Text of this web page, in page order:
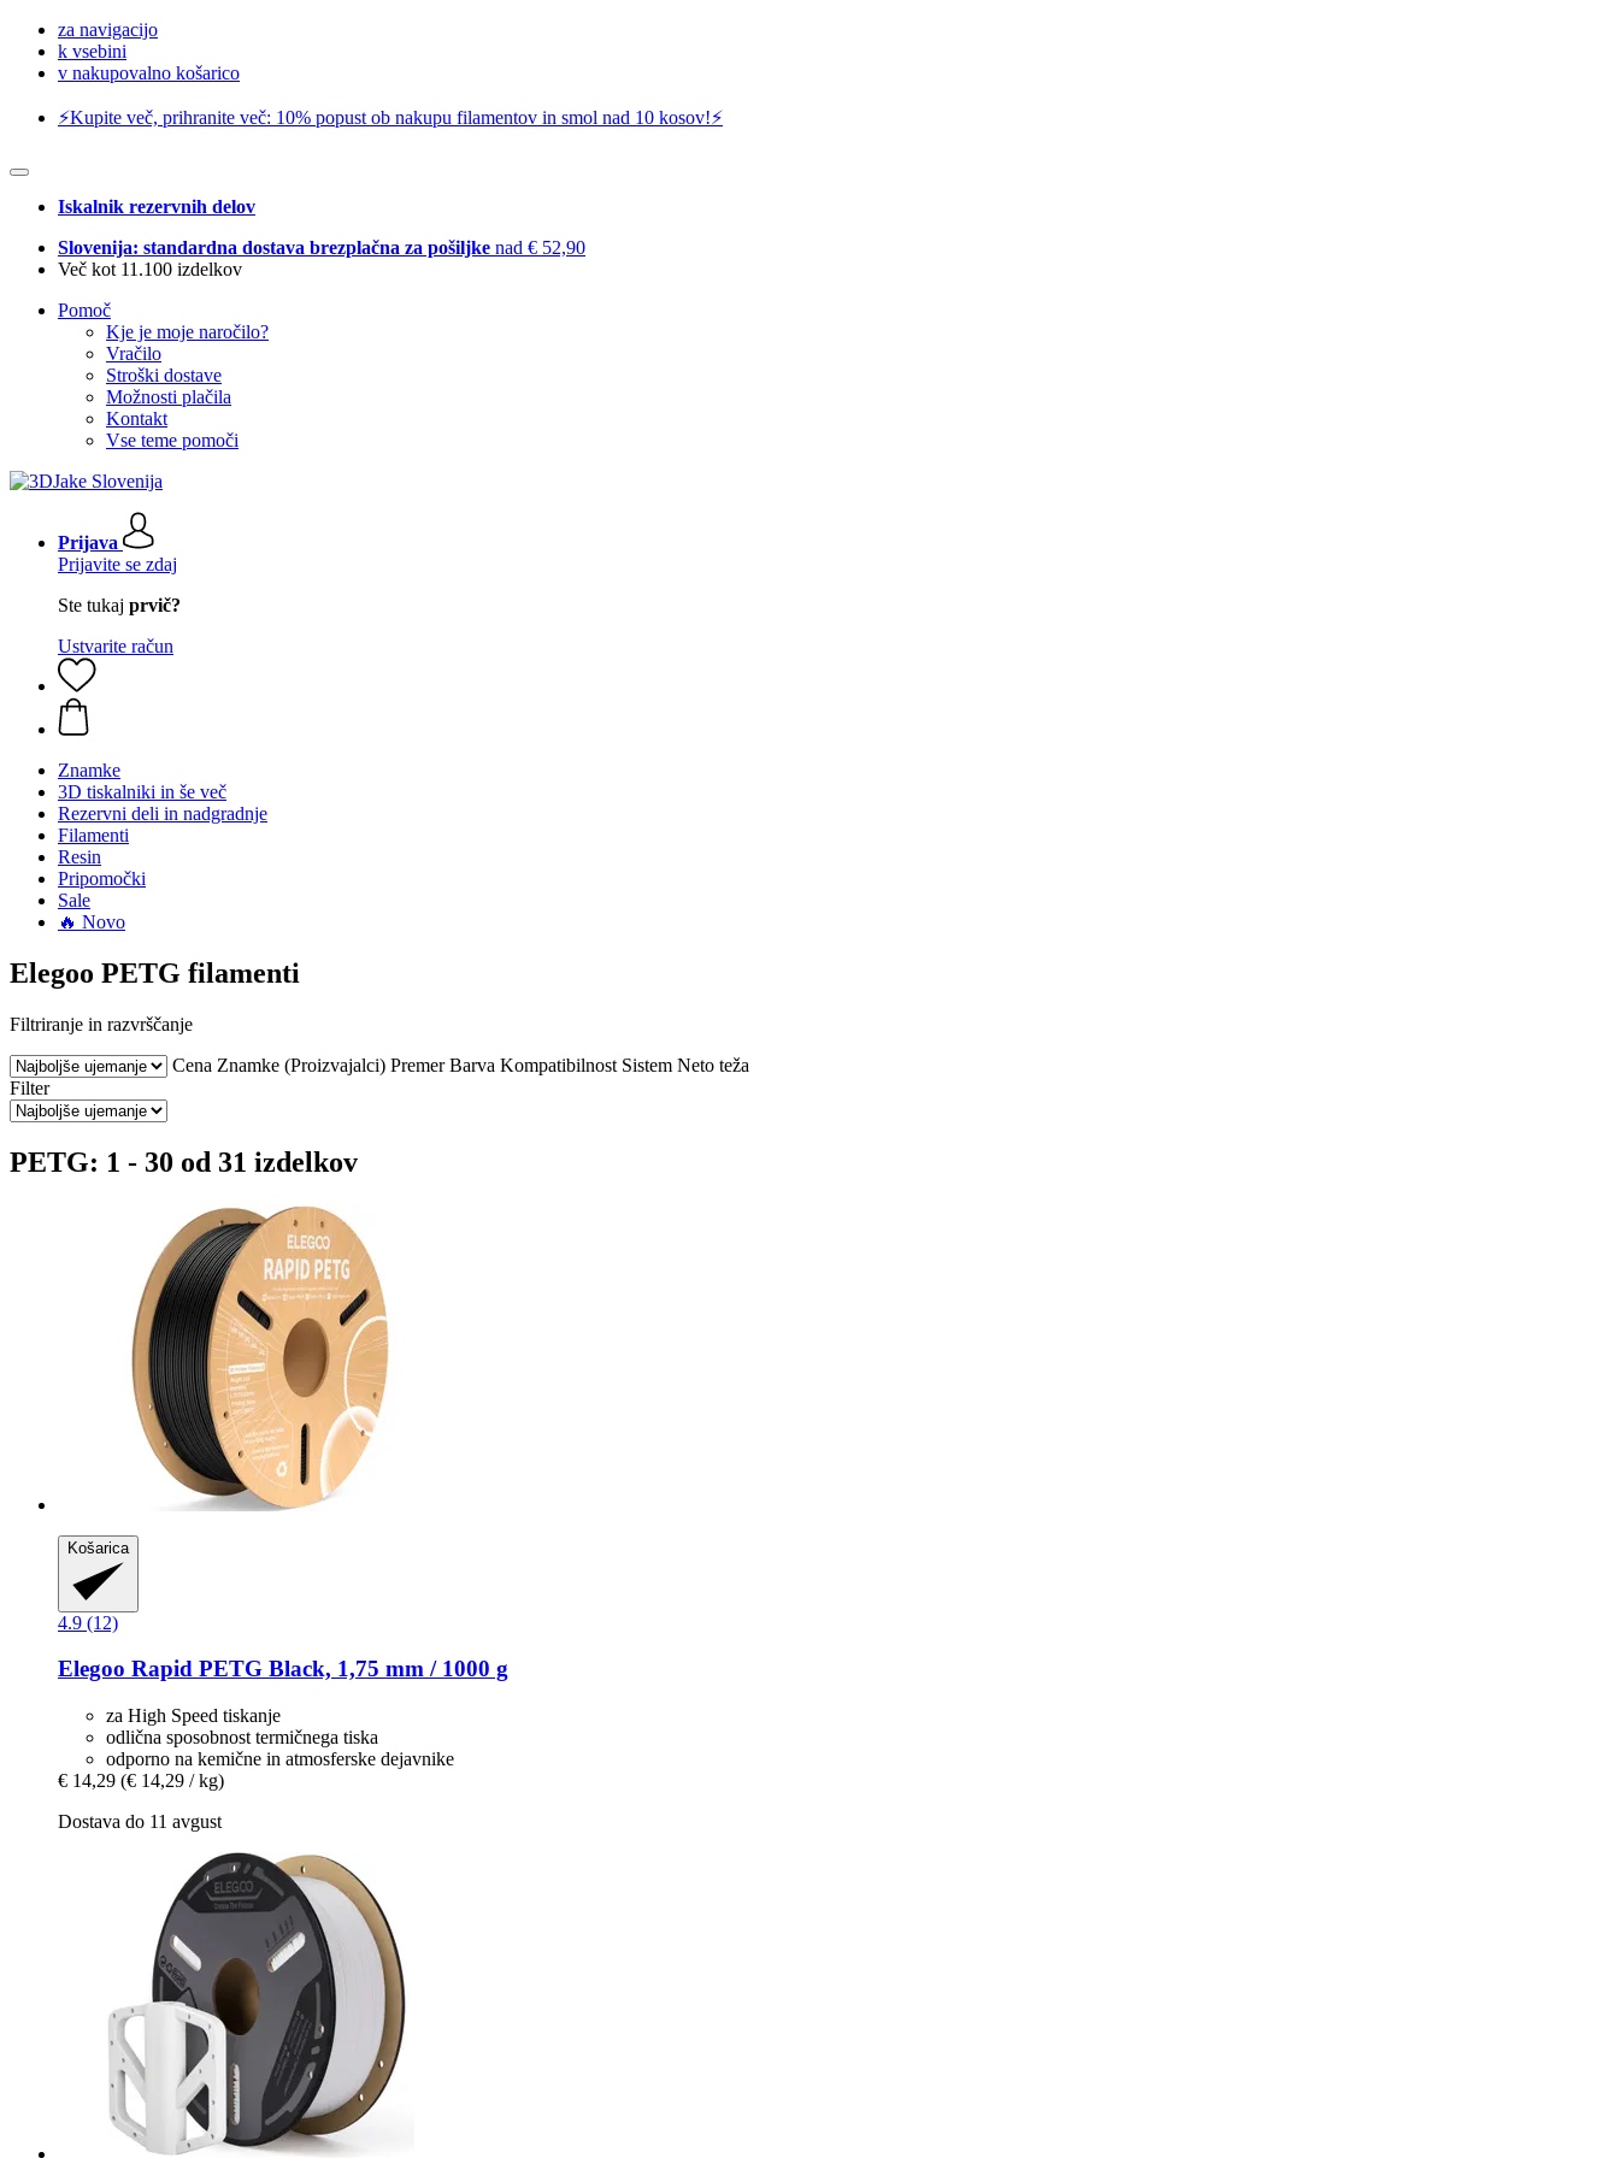
za navigacijo
k vsebini
v nakupovalno košarico
⚡️Kupite več, prihranite več: 10% popust ob nakupu filamentov in smol nad 10 kosov!⚡️
Iskalnik rezervnih delov
Slovenija: standardna dostava brezplačna za pošiljke nad € 52,90
Več kot 11.100 izdelkov
Pomoč
Kje je moje naročilo?
Vračilo
Stroški dostave
Možnosti plačila
Kontakt
Vse teme pomoči
Prijava
Prijavite se zdaj
Ste tukaj prvič?
Ustvarite račun
Znamke
3D tiskalniki in še več
Rezervni deli in nadgradnje
Filamenti
Resin
Pripomočki
Sale
🔥 Novo
Elegoo PETG filamenti
Filtriranje in razvrščanje
Cena Znamke (Proizvajalci) Premer Barva Kompatibilnost Sistem Neto teža
Filter
PETG: 1 - 30 od 31 izdelkov
Košarica
4.9 (12)
Elegoo Rapid PETG Black, 1,75 mm / 1000 g
za High Speed tiskanje
odlična sposobnost termičnega tiska
odporno na kemične in atmosferske dejavnike
€ 14,29 (€ 14,29 / kg)
Dostava do 11 avgust